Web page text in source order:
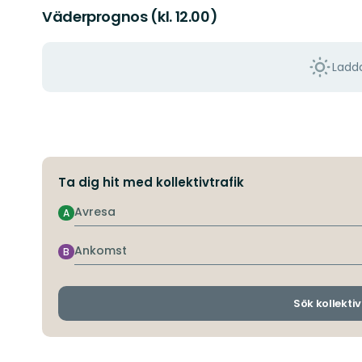
Väderprognos (kl. 12.00)
Ta dig hit med kollektivtrafik
Avresa
A
Ankomst
B
Sök